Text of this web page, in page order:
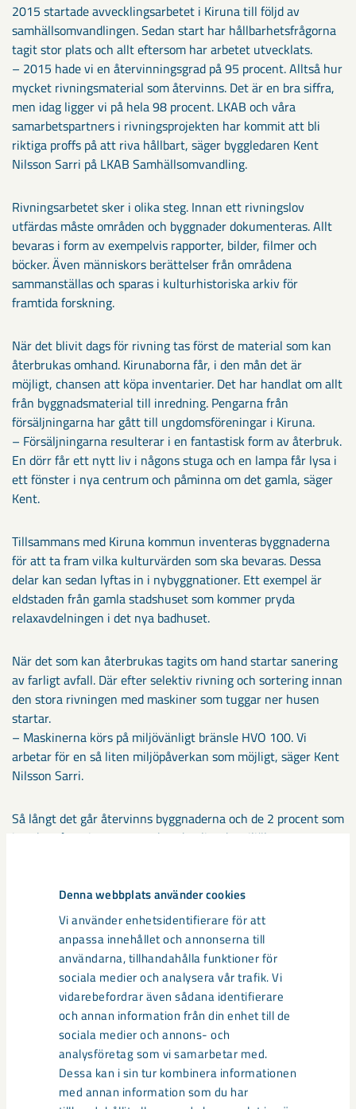
Denna webbplats använder cookies
Vi använder enhetsidentifierare för att
anpassa innehållet och annonserna till
användarna, tillhandahålla funktioner för
sociala medier och analysera vår trafik. Vi
vidarebefordrar även sådana identifierare
och annan information från din enhet till de
sociala medier och annons- och
analysföretag som vi samarbetar med.
Dessa kan i sin tur kombinera informationen
med annan information som du har
2015 startade avvecklingsarbetet i Kiruna till följd av
samhällsomvandlingen. Sedan start har hållbarhetsfrågorna
tagit stor plats och allt eftersom har arbetet utvecklats.
– 2015 hade vi en återvinningsgrad på 95 procent. Alltså hur
mycket rivningsmaterial som återvinns. Det är en bra siffra,
men idag ligger vi på hela 98 procent. LKAB och våra
samarbetspartners i rivningsprojekten har kommit att bli
riktiga proffs på att riva hållbart, säger byggledaren Kent
Nilsson Sarri på LKAB Samhällsomvandling.
Rivningsarbetet sker i olika steg. Innan ett rivningslov
utfärdas måste områden och byggnader dokumenteras. Allt
bevaras i form av exempelvis rapporter, bilder, filmer och
böcker. Även människors berättelser från områdena
sammanställas och sparas i kulturhistoriska arkiv för
framtida forskning.
När det blivit dags för rivning tas först de material som kan
återbrukas omhand. Kirunaborna får, i den mån det är
möjligt, chansen att köpa inventarier. Det har handlat om allt
från byggnadsmaterial till inredning. Pengarna från
försäljningarna har gått till ungdomsföreningar i Kiruna.
– Försäljningarna resulterar i en fantastisk form av återbruk.
En dörr får ett nytt liv i någons stuga och en lampa får lysa i
ett fönster i nya centrum och påminna om det gamla, säger
Kent.
Tillsammans med Kiruna kommun inventeras byggnaderna
för att ta fram vilka kulturvärden som ska bevaras. Dessa
delar kan sedan lyftas in i nybyggnationer. Ett exempel är
eldstaden från gamla stadshuset som kommer pryda
relaxavdelningen i det nya badhuset.
När det som kan återbrukas tagits om hand startar sanering
av farligt avfall. Där efter selektiv rivning och sortering innan
den stora rivningen med maskiner som tuggar ner husen
startar.
– Maskinerna körs på miljövänligt bränsle HVO 100. Vi
arbetar för en så liten miljöpåverkan som möjligt, säger Kent
Nilsson Sarri.
Så långt det går återvinns byggnaderna och de 2 procent som
inte kan återvinnas tas omhand enligt de miljölagar som
som betong och tegel används som fyllnad i de områden som
anläggs efter att byggnaderna är borta.
– Efter rivning gestaltas marken till ett trivsamt
grönområde, kallad gruvstadspark. På så sätt behöver ingen
bo intill ett industristängsel och platsen får leva vidare ett
tag till innan det hamnar innanför rasriskområdet, säger
Maria-Therése Edlert sektionschef på LKAB
Samhällsomvandling.